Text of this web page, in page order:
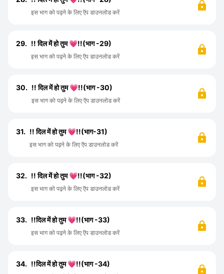
इस भाग को पढ़ने के लिए ऍप डाउनलोड करें
29. !! दिल में हो तुम 💗!!(भाग -29)
इस भाग को पढ़ने के लिए ऍप डाउनलोड करें
30. !! दिल में हो तुम 💗!!(भाग -30)
इस भाग को पढ़ने के लिए ऍप डाउनलोड करें
31. !! दिल में हो तुम 💗!!(भाग-31)
इस भाग को पढ़ने के लिए ऍप डाउनलोड करें
32. !! दिल में हो तुम 💗!!(भाग -32)
इस भाग को पढ़ने के लिए ऍप डाउनलोड करें
33. !!दिल में हो तुम 💗!!(भाग -33)
इस भाग को पढ़ने के लिए ऍप डाउनलोड करें
34. !!दिल में हो तुम 💗!!(भाग -34)